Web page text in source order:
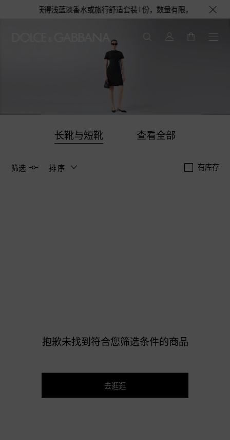
机会获得浅蓝淡香水或旅行舒适套装1份，数量有限，赠完即止。
长靴与短靴 查看全部
筛选 排序 有库存
抱歉未找到符合您筛选条件的商品
去逛逛